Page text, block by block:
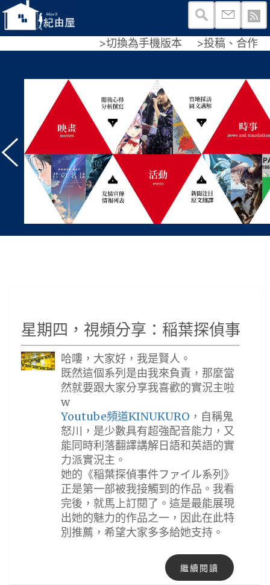
>切換為手機版本 >投稿、合作
多的文章哦！
原創心得文
紀由屋翻譯
原創遊戲文
友情宣傳文
有趣轉載文
原創時事文
活動採訪文
用郵件訂閱我們
不再錯過任何有
提交後，不要忘了，到你
證哦！
有blogger賬號也歡迎點
星期四，視頻分享：稲葉探偵事件
哈嘍，大家好，我是賢人。
既然這個系列是由我來負責，那麼當
然就要跟大家分享我喜歡的實況主啦
w
Youtube頻道KINUKURO ，自稱鬼
怒川，是少數具有超強配音能力，又
能同時利落翻譯講解日語和英語的實
力派實況主。
她的《稲葉探偵事件ファイル系列》
正是第一部被我接觸到的作品。我看
完後，就馬上訂閱了。這是最能展現
出她的魅力的作品之一，因此在此特
別推薦，希望大家多多給她支持。
繼續閱讀